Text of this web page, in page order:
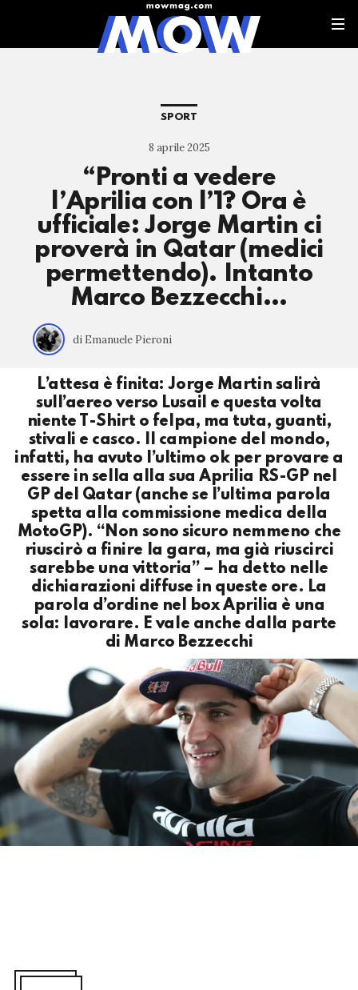
SPORT
8 aprile 2025
“Pronti a vedere
l’Aprilia con l’1? Ora è
ufficiale: Jorge Martin ci
proverà in Qatar (medici
permettendo). Intanto
Marco Bezzecchi…
di Emanuele Pieroni
L’attesa è finita: Jorge Martin salirà
sull’aereo verso Lusail e questa volta
niente T-Shirt o felpa, ma tuta, guanti,
stivali e casco. Il campione del mondo,
infatti, ha avuto l’ultimo ok per provare a
essere in sella alla sua Aprilia RS-GP nel
GP del Qatar (anche se l’ultima parola
spetta alla commissione medica della
MotoGP). “Non sono sicuro nemmeno che
riuscirò a finire la gara, ma già riuscirci
sarebbe una vittoria” – ha detto nelle
dichiarazioni diffuse in queste ore. La
parola d’ordine nel box Aprilia è una
sola: lavorare. E vale anche dalla parte
di Marco Bezzecchi